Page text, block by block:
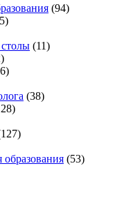
(94)
(11)
(38)
(53)